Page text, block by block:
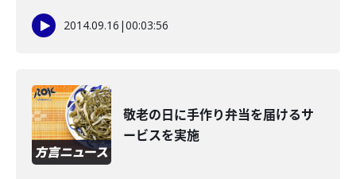
2014.09.16 |00:03:56
敬老の日に手作り弁当を届けるサ
ービスを実施